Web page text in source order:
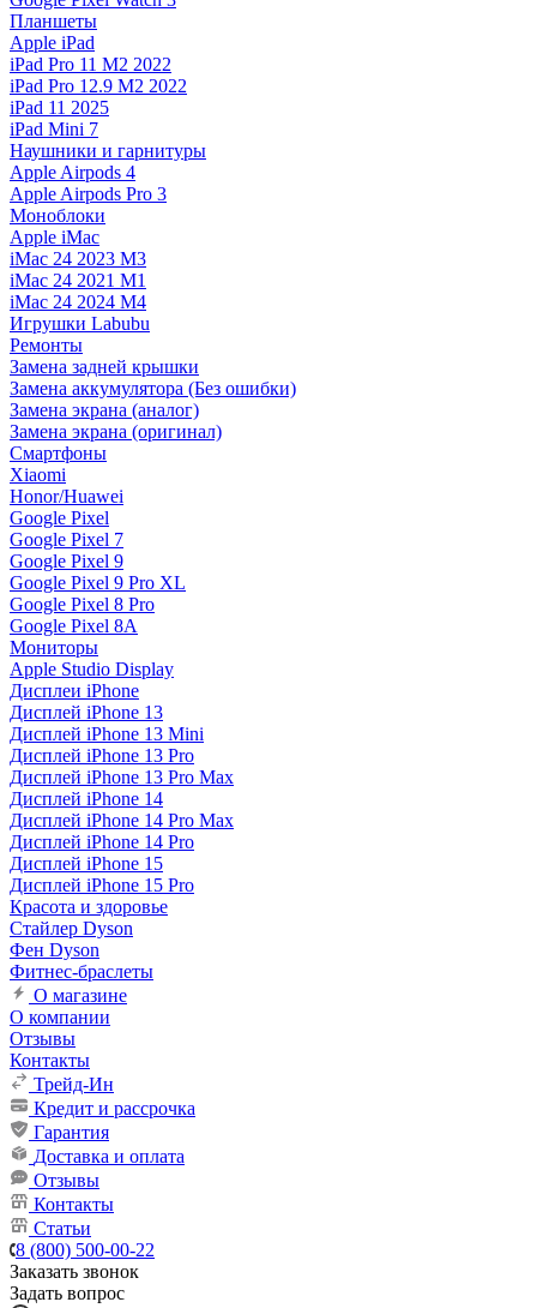
Планшеты
Apple iPad
iPad Pro 11 M2 2022
iPad Pro 12.9 M2 2022
iPad 11 2025
iPad Mini 7
Наушники и гарнитуры
Apple Airpods 4
Apple Airpods Pro 3
Моноблоки
Apple iMac
iMac 24 2023 M3
iMac 24 2021 M1
iMac 24 2024 M4
Игрушки Labubu
Ремонты
Замена задней крышки
Замена аккумулятора (Без ошибки)
Замена экрана (аналог)
Замена экрана (оригинал)
Смартфоны
Xiaomi
Honor/Huawei
Google Pixel
Google Pixel 7
Google Pixel 9
Google Pixel 9 Pro XL
Google Pixel 8 Pro
Google Pixel 8A
Мониторы
Apple Studio Display
Дисплеи iPhone
Дисплей iPhone 13
Дисплей iPhone 13 Mini
Дисплей iPhone 13 Pro
Дисплей iPhone 13 Pro Max
Дисплей iPhone 14
Дисплей iPhone 14 Pro Max
Дисплей iPhone 14 Pro
Дисплей iPhone 15
Дисплей iPhone 15 Pro
Красота и здоровье
Стайлер Dyson
Фен Dyson
Фитнес-браслеты
О магазине
О компании
Отзывы
Контакты
Трейд-Ин
Кредит и рассрочка
Гарантия
Доставка и оплата
Отзывы
Контакты
Статьи
8 (800) 500-00-22
Заказать звонок
Задать вопрос